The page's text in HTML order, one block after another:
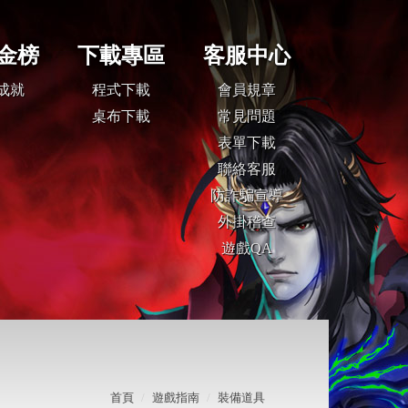
首頁 遊戲指南 裝備道具